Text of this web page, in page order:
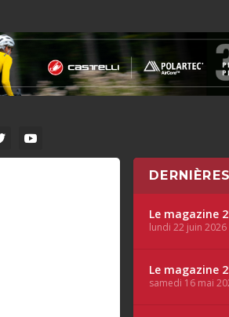
Le magazine
lundi 22 juin 2026
Le magazine
samedi 16 mai